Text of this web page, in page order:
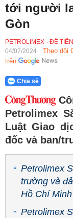
Thông tin
tới người
Gòn
PETROLIMEX - ĐỂ
04/07/2024
Theo dõi
trên
Chia sẻ
Petrolimex
Luật Giao
đốc và ban/
Petrolimex
trường và
Hồ Chí Minh
Petrolimex